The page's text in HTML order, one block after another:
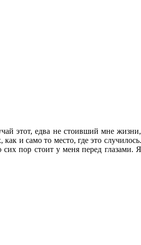
этот, едва не стоивший мне
и само то место, где это
пор стоит у меня перед глазами.